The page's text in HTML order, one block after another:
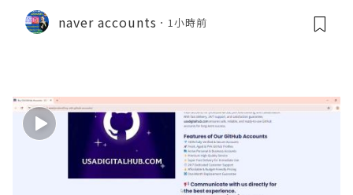
naver accounts 1小時前